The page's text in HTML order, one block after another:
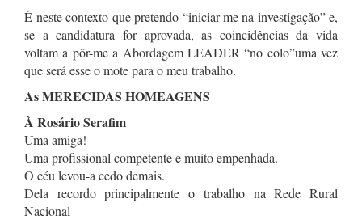
É neste contexto que pretendo “iniciar-me na investigação” e,
se a candidatura for aprovada, as coincidências da vida
voltam a pôr-me a Abordagem LEADER “no colo”uma vez
que será esse o mote para o meu trabalho.
As MERECIDAS HOMEAGENS
À Rosário Serafim
Uma amiga!
Uma profissional competente e muito empenhada.
O céu levou-a cedo demais.
Dela recordo principalmente o trabalho na Rede Rural
Nacional